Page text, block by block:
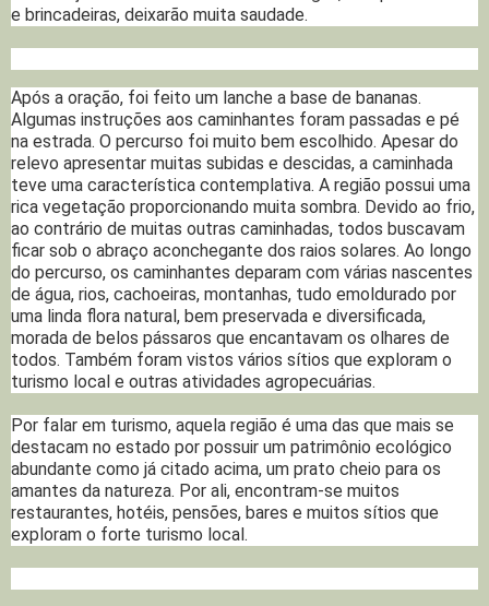
e brincadeiras, deixarão muita saudade.
Após a oração, foi feito um lanche a base de bananas.
Algumas instruções aos caminhantes foram passadas e pé
na estrada. O percurso foi muito bem escolhido. Apesar do
relevo apresentar muitas subidas e descidas, a caminhada
teve uma característica contemplativa. A região possui uma
rica vegetação proporcionando muita sombra. Devido ao frio,
ao contrário de muitas outras caminhadas, todos buscavam
ficar sob o abraço aconchegante dos raios solares. Ao longo
do percurso, os caminhantes deparam com várias nascentes
de água, rios, cachoeiras, montanhas, tudo emoldurado por
uma linda flora natural, bem preservada e diversificada,
morada de belos pássaros que encantavam os olhares de
todos. Também foram vistos vários sítios que exploram o
turismo local e outras atividades agropecuárias.
Por falar em turismo, aquela região é uma das que mais se
destacam no estado por possuir um patrimônio ecológico
abundante como já citado acima, um prato cheio para os
amantes da natureza. Por ali, encontram-se muitos
restaurantes, hotéis, pensões, bares e muitos sítios que
exploram o forte turismo local.